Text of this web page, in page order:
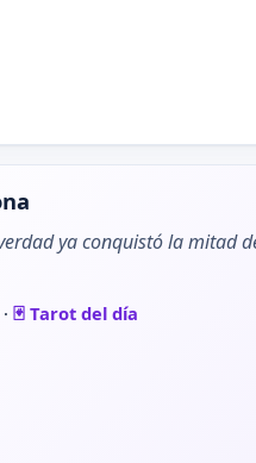
ya conquistó la mitad
· 🃏 Tarot del día